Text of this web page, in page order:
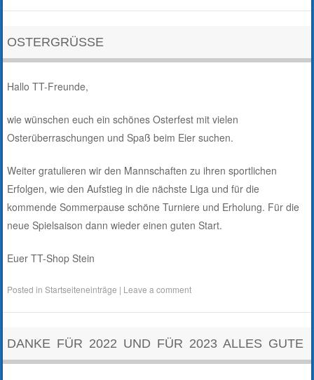
OSTERGRÜSSE
Hallo TT-Freunde,
wie wünschen euch ein schönes Osterfest mit vielen
Osterüberraschungen und Spaß beim Eier suchen.
Weiter gratulieren wir den Mannschaften zu ihren sportlichen
Erfolgen, wie den Aufstieg in die nächste Liga und für die
kommende Sommerpause schöne Turniere und Erholung. Für die
neue Spielsaison dann wieder einen guten Start.
Euer TT-Shop Stein
Posted inStartseiteneinträge | Leave a comment
DANKE FÜR 2022 UND FÜR 2023 ALLES GUTE